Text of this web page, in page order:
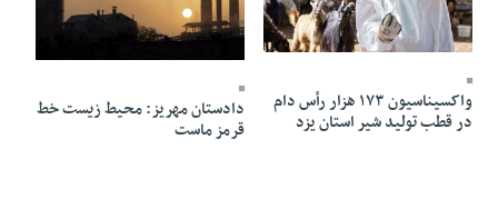
28 Tir 1405 - 22:16
واکسیناسیون ۱۷۳ هزار رأس دام
در قطب تولید شیر استان یزد
دادستان مهریز: محیط زیست خط
قرمز ماست